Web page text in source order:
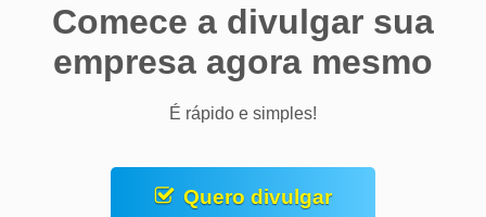
Comece a divulgar sua
empresa agora mesmo
É rápido e simples!
Quero divulgar